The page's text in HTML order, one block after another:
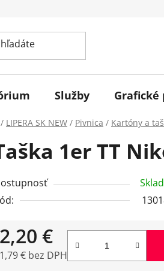
Služby Grafické
Domov
/ LIPERA SK NEW / Pivnica / Kartóny a
1er TT
2,20 €
1,79 € bez DPH